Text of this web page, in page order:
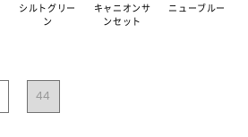
シルトグリー
ン
キャニオンサ
ンセット
ニューブルー
44